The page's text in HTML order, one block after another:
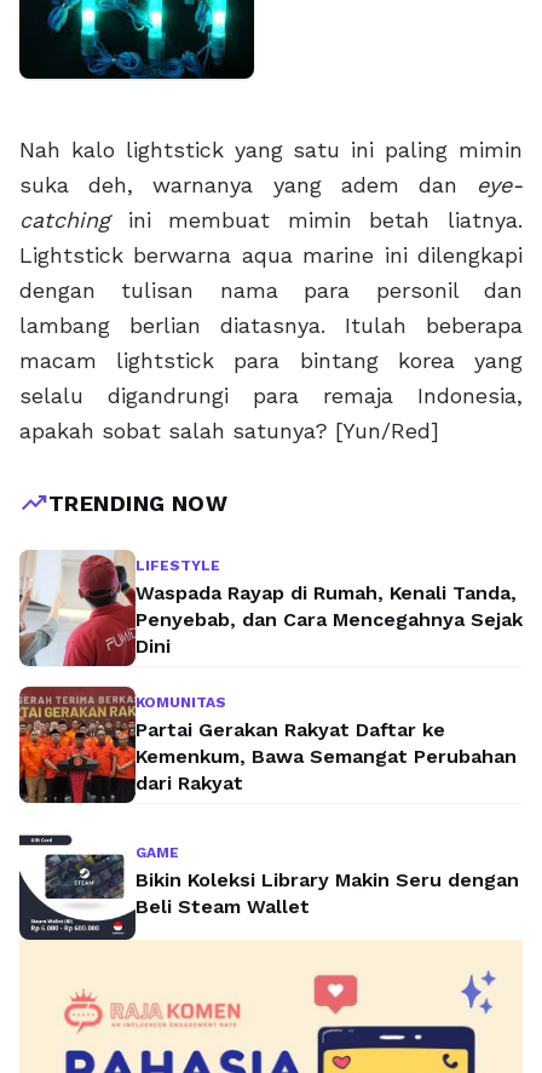
Nah kalo lightstick yang satu ini paling mimin
suka deh, warnanya yang adem dan eye-
catchingini membuat mimin betah liatnya.
Lightstick berwarna aqua marine ini dilengkapi
dengan tulisan nama para personil dan
lambang berlian diatasnya. Itulah beberapa
macam lightstick para bintang korea yang
selalu digandrungi para remaja Indonesia,
apakah sobat salah satunya? [Yun/Red]
trending_upTRENDING NOW
LIFESTYLE
Waspada Rayap di Rumah, Kenali Tanda,
Penyebab, dan Cara Mencegahnya Sejak
Dini
KOMUNITAS
Partai Gerakan Rakyat Daftar ke
Kemenkum, Bawa Semangat Perubahan
dari Rakyat
GAME
Bikin Koleksi Library Makin Seru dengan
Beli Steam Wallet